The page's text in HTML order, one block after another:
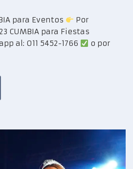
para Eventos
Por
CUMBIA para Fiestas
al: 011 5452-1766
o por